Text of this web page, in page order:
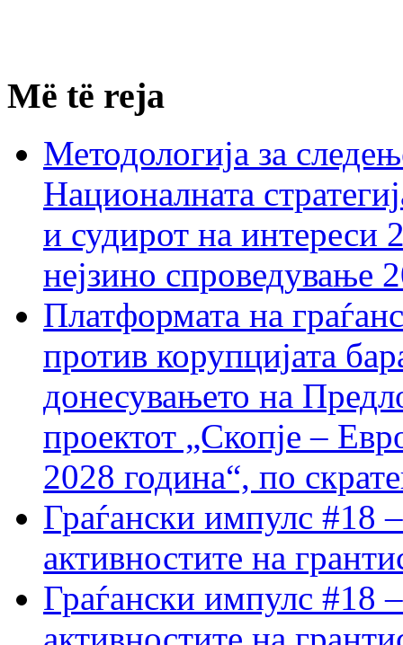
Më të reja
Методологија за
Националната
и судирот на интереси
нејзино спроведување
Платформата на
против корупцијата
донесувањето на
проектот „Скопје –
2028 година“, по
Граѓански импулс #18
активностите на
Граѓански импулс #18